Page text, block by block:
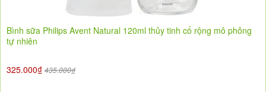
Bình sữa Philips Avent Natural 120ml thủy tinh cổ rộng mô phỏng
tự nhiên
325.000₫ 435.000₫